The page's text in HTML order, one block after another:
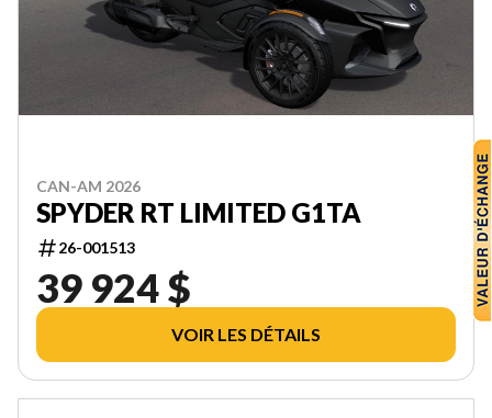
CAN-AM 2026
SPYDER RT LIMITED G1TA
26-001513
39 924 $
VOIR LES DÉTAILS